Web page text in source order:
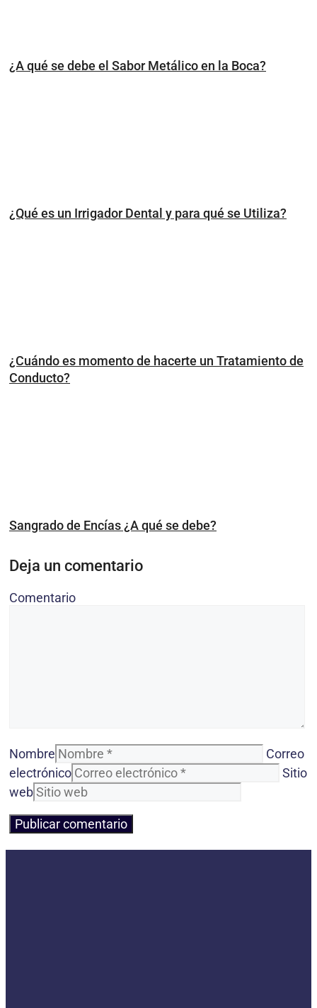
¿A qué se debe el Sabor Metálico en la Boca?
¿Qué es un Irrigador Dental y para qué se Utiliza?
¿Cuándo es momento de hacerte un Tratamiento de
Conducto?
Sangrado de Encías ¿A qué se debe?
Deja un comentario
Comentario
Nombre
Correo
electrónico
Sitio
web